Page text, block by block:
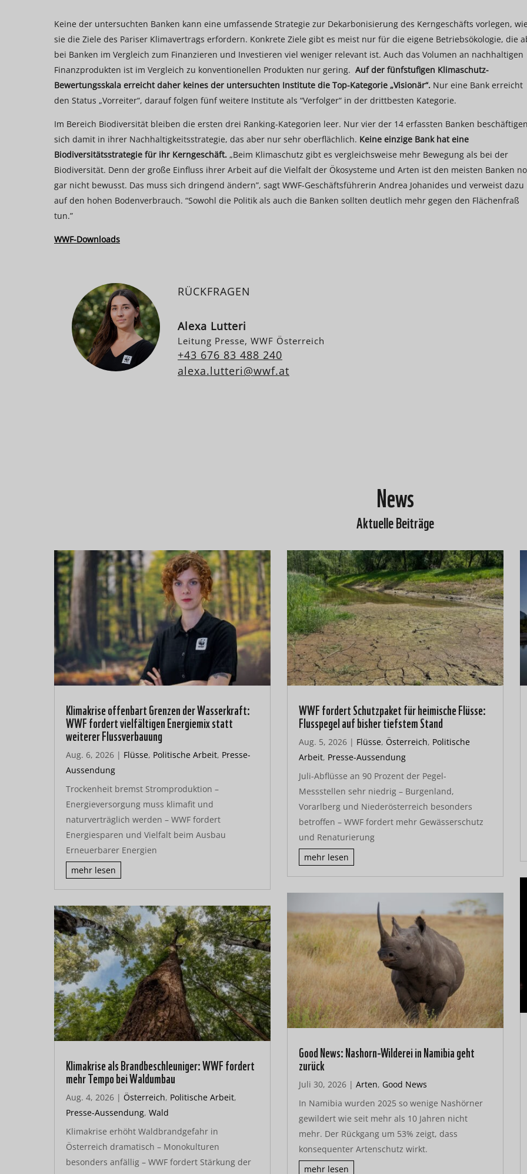
Keine der untersuchten Banken kann eine umfassende Strategie zur Dekarbonisierung des Kerngeschäfts vorlegen, wie
sie die Ziele des Pariser Klimavertrags erfordern. Konkrete Ziele gibt es meist nur für die eigene Betriebsökologie, die
bei Banken im Vergleich zum Finanzieren und Investieren viel weniger relevant ist. Auch das Volumen an nachhaltigen
Finanzprodukten ist im Vergleich zu konventionellen Produkten nur gering. Auf der fünfstufigen Klimaschutz-
Bewertungsskala erreicht daher keines der untersuchten Institute die Top-Kategorie „Visionär“. Nur eine Bank erreicht
den Status „Vorreiter“, darauf folgen fünf weitere Institute als “Verfolger“ in der drittbesten Kategorie.
Im Bereich Biodiversität bleiben die ersten drei Ranking-Kategorien leer. Nur vier der 14 erfassten Banken beschäftigen
sich damit in ihrer Nachhaltigkeitsstrategie, das aber nur sehr oberflächlich. Keine einzige Bank hat eine
Biodiversitätsstrategie für ihr Kerngeschäft. „Beim Klimaschutz gibt es vergleichsweise mehr Bewegung als bei der
Biodiversität. Denn der große Einfluss ihrer Arbeit auf die Vielfalt der Ökosysteme und Arten ist den meisten Banken
gar nicht bewusst. Das muss sich dringend ändern”, sagt WWF-Geschäftsführerin Andrea Johanides und verweist dazu
auf den hohen Bodenverbrauch. “Sowohl die Politik als auch die Banken sollten deutlich mehr gegen den Flächenfraß
tun.”
WWF-Downloads
RÜCKFRAGEN
Alexa Lutteri
Leitung Presse, WWF Österreich
+43 676 83 488 240
alexa.lutteri@wwf.at
News
Aktuelle Beiträge
Klimakrise offenbart Grenzen der Wasserkraft:
WWF fordert vielfältigen Energiemix statt
weiterer Flussverbauung
Aug. 6, 2026 | Flüsse, Politische Arbeit, Presse-
Aussendung
Trockenheit bremst Stromproduktion –
Energieversorgung muss klimafit und
naturverträglich werden – WWF fordert
Energiesparen und Vielfalt beim Ausbau
Erneuerbarer Energien
mehr lesen
Klimakrise als Brandbeschleuniger: WWF fordert
mehr Tempo bei Waldumbau
Aug. 4, 2026 | Österreich, Politische Arbeit,
Presse-Aussendung, Wald
Klimakrise erhöht Waldbrandgefahr in
Österreich dramatisch – Monokulturen
besonders anfällig – WWF fordert Stärkung der
WWF fordert Schutzpaket für heimische Flüsse:
Flusspegel auf bisher tiefstem Stand
Aug. 5, 2026| Flüsse, Österreich, Politische
Arbeit, Presse-Aussendung
Juli-Abflüsse an 90 Prozent der Pegel-
Messstellen sehr niedrig – Burgenland,
Vorarlberg und Niederösterreich besonders
betroffen – WWF fordert mehr Gewässerschutz
und Renaturierung
mehr lesen
Good News: Nashorn-Wilderei in Namibia geht
zurück
Juli 30, 2026| Arten, Good News
In Namibia wurden 2025 so wenige Nashörner
gewildert wie seit mehr als 10 Jahren nicht
mehr. Der Rückgang um 53% zeigt, dass
konsequenter Artenschutz wirkt.
mehr lesen